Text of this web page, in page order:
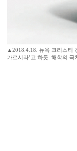
▲2018.4.18. 뉴욕 크리스티
가르시라’고 하듯. 해학의 극